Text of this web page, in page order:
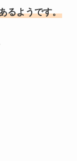
るようです。